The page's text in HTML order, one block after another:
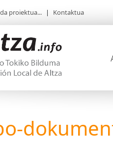
proiektua... | Kontaktua